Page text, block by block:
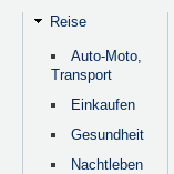
Reise
Auto-Moto,
Transport
Einkaufen
Gesundheit
Nachtleben